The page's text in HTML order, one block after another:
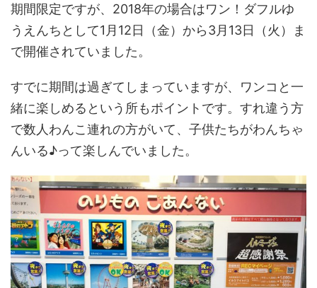
期間限定ですが、2018年の場合はワン！ダフルゆ
うえんちとして1月12日（金）から3月13日（火）ま
で開催されていました。
すでに期間は過ぎてしまっていますが、ワンコと一
緒に楽しめるという所もポイントです。すれ違う方
で数人わんこ連れの方がいて、子供たちがわんちゃ
んいる♪って楽しんでいました。